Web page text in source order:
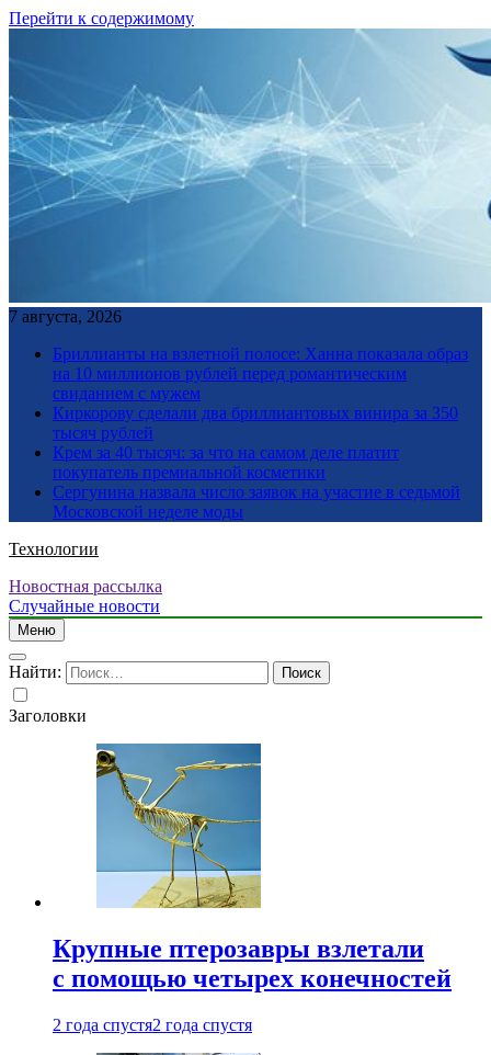
Перейти к содержимому
7 августа, 2026
Бриллианты на взлетной полосе: Ханна показала образ
на 10 миллионов рублей перед романтическим
свиданием с мужем
Киркорову сделали два бриллиантовых винира за 350
тысяч рублей
Крем за 40 тысяч: за что на самом деле платит
покупатель премиальной косметики
Сергунина назвала число заявок на участие в седьмой
Московской неделе моды
Технологии
Новостная рассылка
Случайные новости
Меню
Найти:
Заголовки
Крупные птерозавры взлетали
с помощью четырех конечностей
2 года спустя2 года спустя